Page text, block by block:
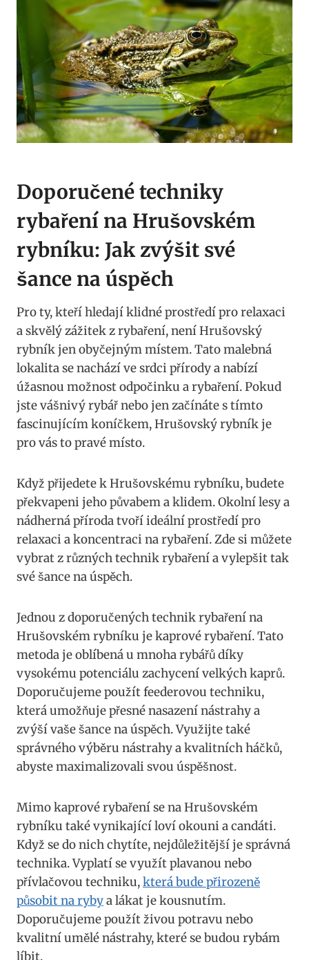
Doporučené techniky
rybaření na Hrušovském
rybníku: Jak zvýšit své
šance na úspěch
Pro ty, kteří hledají klidné prostředí pro relaxaci
a skvělý zážitek z rybaření, není Hrušovský
rybník jen obyčejným místem. Tato malebná
lokalita se nachází ve srdci přírody a nabízí
úžasnou možnost odpočinku a rybaření. Pokud
jste vášnivý rybář nebo jen začínáte s tímto
fascinujícím koníčkem, Hrušovský rybník je
pro vás to pravé místo.
Když přijedete k Hrušovskému rybníku, budete
překvapeni jeho půvabem a klidem. Okolní lesy a
nádherná příroda tvoří ideální prostředí pro
relaxaci a koncentraci na rybaření. Zde si můžete
vybrat z různých technik rybaření a vylepšit tak
své šance na úspěch.
Jednou z doporučených technik rybaření na
Hrušovském rybníku je kaprové rybaření. Tato
metoda je oblíbená u mnoha rybářů díky
vysokému potenciálu zachycení velkých kaprů.
Doporučujeme použít feederovou techniku,
která umožňuje přesné nasazení nástrahy a
zvýší vaše šance na úspěch. Využijte také
správného výběru nástrahy a kvalitních háčků,
abyste maximalizovali svou úspěšnost.
Mimo kaprové rybaření se na Hrušovském
rybníku také vynikající loví okouni a candáti.
Když se do nich chytíte, nejdůležitější je správná
technika. Vyplatí se využít plavanou nebo
přívlačovou techniku,která bude přirozeně
působit na rybya lákat je kousnutím.
Doporučujeme použít živou potravu nebo
kvalitní umělé nástrahy, které se budou rybám
líbit.